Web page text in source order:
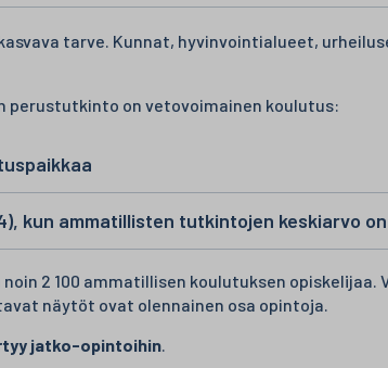
tarve. Kunnat, hyvinvointialueet,
perustutkinto on vetovoimainen koulutus:
kun ammatillisten tutkintojen keskiarvo
2 100 ammatillisen koulutuksen opiskelijaa.
näytöt ovat olennainen osa opintoja.
jatko-opintoihin.